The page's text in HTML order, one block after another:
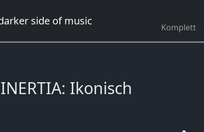
Komplett
INERTIA: Ikonisch